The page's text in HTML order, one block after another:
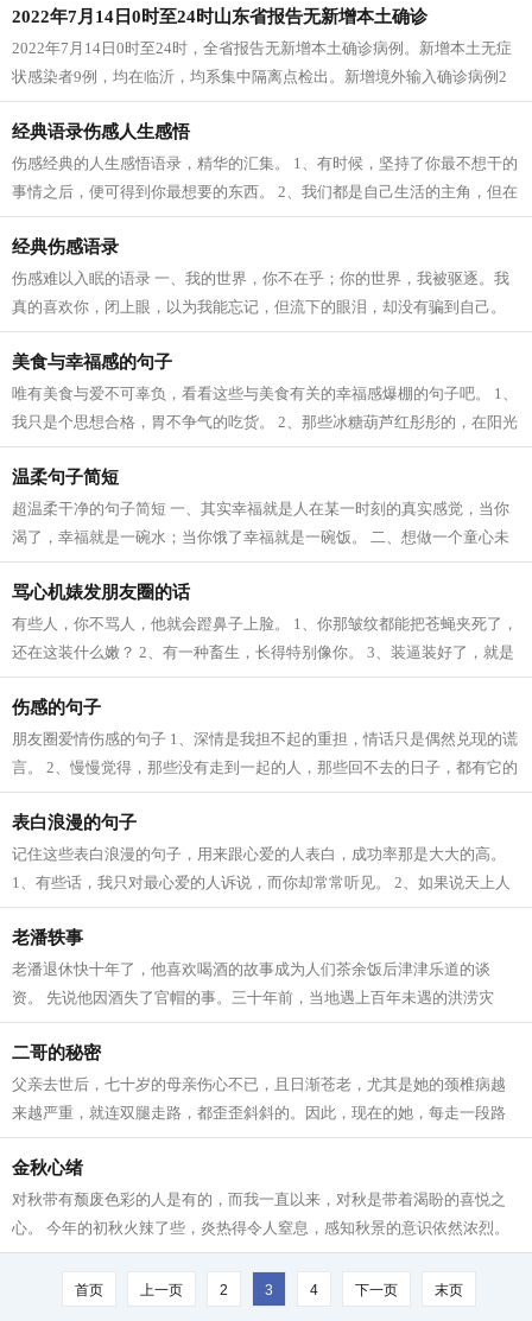
2022年7月14日0时至24时山东省报告无新增本土确诊
2022年7月14日0时至24时，全省报告无新增本土确诊病例。新增本土无症
状感染者9例，均在临沂，均系集中隔离点检出。新增境外输入确诊病例2
例，均在青岛，为德国输入。新增境外输入...
经典语录伤感人生感悟
伤感经典的人生感悟语录，精华的汇集。 1、有时候，坚持了你最不想干的
事情之后，便可得到你最想要的东西。 2、我们都是自己生活的主角，但在
别人的生活中，我们只是小小配角，...
经典伤感语录
伤感难以入眠的语录 一、我的世界，你不在乎；你的世界，我被驱逐。我
真的喜欢你，闭上眼，以为我能忘记，但流下的眼泪，却没有骗到自己。
二、你还占据我心中的所有记忆，但...
美食与幸福感的句子
唯有美食与爱不可辜负，看看这些与美食有关的幸福感爆棚的句子吧。 1、
我只是个思想合格，胃不争气的吃货。 2、那些冰糖葫芦红彤彤的，在阳光
的照耀下闪闪发光，不知引来多少小...
温柔句子简短
超温柔干净的句子简短 一、其实幸福就是人在某一时刻的真实感觉，当你
渴了，幸福就是一碗水；当你饿了幸福就是一碗饭。 二、想做一个童心未
泯的人，不被世俗化，不被规则化。...
骂心机婊发朋友圈的话
有些人，你不骂人，他就会蹬鼻子上脸。 1、你那皱纹都能把苍蝇夹死了，
还在这装什么嫩？ 2、有一种畜生，长得特别像你。 3、装逼装好了，就是
女神。装逼装坏了，就是婊子。 4、...
伤感的句子
朋友圈爱情伤感的句子 1、深情是我担不起的重担，情话只是偶然兑现的谎
言。 2、慢慢觉得，那些没有走到一起的人，那些回不去的日子，都有它的
道理。 3、试探一个不喜欢你的人就...
表白浪漫的句子
记住这些表白浪漫的句子，用来跟心爱的人表白，成功率那是大大的高。
1、有些话，我只对最心爱的人诉说，而你却常常听见。 2、如果说天上人
间有什么值得我歌颂，那是因为遇见了...
老潘轶事
老潘退休快十年了，他喜欢喝酒的故事成为人们茶余饭后津津乐道的谈
资。 先说他因酒失了官帽的事。三十年前，当地遇上百年未遇的洪涝灾
害，他时任镇长，为完成招商引资任务，与...
二哥的秘密
父亲去世后，七十岁的母亲伤心不已，且日渐苍老，尤其是她的颈椎病越
来越严重，就连双腿走路，都歪歪斜斜的。因此，现在的她，每走一段路
就要歇歇脚。 赶在假日里，我回农村老...
金秋心绪
对秋带有颓废色彩的人是有的，而我一直以来，对秋是带着渴盼的喜悦之
心。 今年的初秋火辣了些，炎热得令人窒息，感知秋景的意识依然浓烈。
去乡下老家的路上，不失时机地享受田...
首页 上一页 2 3 4 下一页 末页